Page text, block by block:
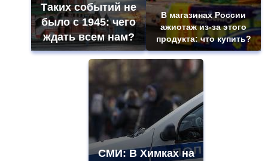
Таких событий не
было с 1945: чего
ждать всем нам?
В магазинах России
ажиотаж из-за этого
продукта: что купить?
СМИ: В Химках на